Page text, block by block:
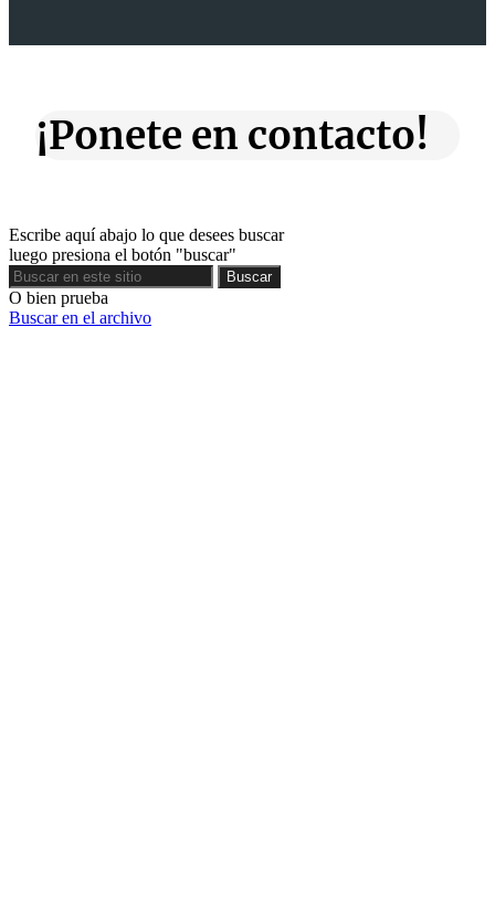
¡Ponete en contacto!
Escribe aquí abajo lo que desees buscar
luego presiona el botón "buscar"
Buscar
Buscar
O bien prueba
Buscar en el archivo